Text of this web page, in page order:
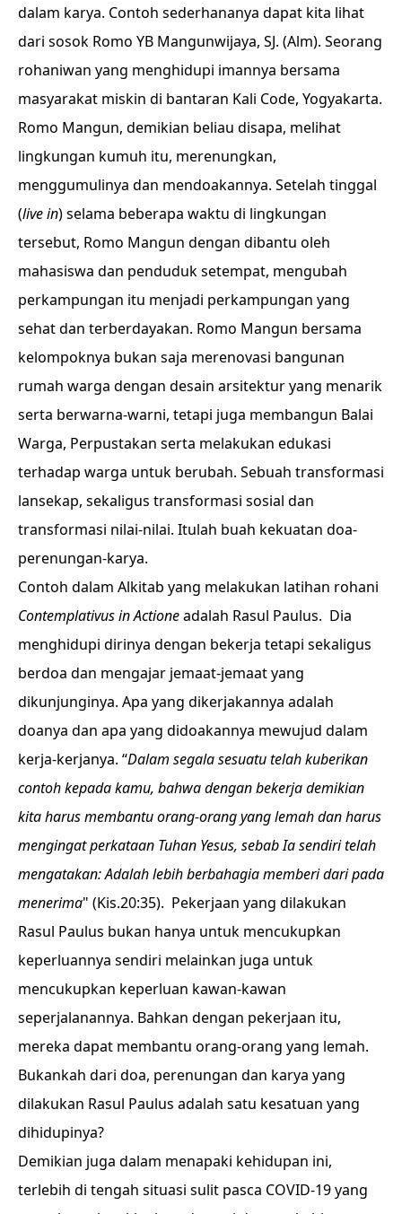
dalam karya. Contoh sederhananya dapat kita lihat
dari sosok Romo YB Mangunwijaya, SJ. (Alm). Seorang
rohaniwan yang menghidupi imannya bersama
masyarakat miskin di bantaran Kali Code, Yogyakarta.
Romo Mangun, demikian beliau disapa, melihat
lingkungan kumuh itu, merenungkan,
menggumulinya dan mendoakannya. Setelah tinggal
(live in) selama beberapa waktu di lingkungan
tersebut, Romo Mangun dengan dibantu oleh
mahasiswa dan penduduk setempat, mengubah
perkampungan itu menjadi perkampungan yang
sehat dan terberdayakan. Romo Mangun bersama
kelompoknya bukan saja merenovasi bangunan
rumah warga dengan desain arsitektur yang menarik
serta berwarna-warni, tetapi juga membangun Balai
Warga, Perpustakan serta melakukan edukasi
terhadap warga untuk berubah. Sebuah transformasi
lansekap, sekaligus transformasi sosial dan
transformasi nilai-nilai. Itulah buah kekuatan doa-
perenungan-karya.
Contoh dalam Alkitab yang melakukan latihan rohani
Contemplativus in Actioneadalah Rasul Paulus. Dia
menghidupi dirinya dengan bekerja tetapi sekaligus
berdoa dan mengajar jemaat-jemaat yang
dikunjunginya. Apa yang dikerjakannya adalah
doanya dan apa yang didoakannya mewujud dalam
kerja-kerjanya. “Dalam segala sesuatu telah kuberikan
contoh kepada kamu, bahwa dengan bekerja demikian
kita harus membantu orang-orang yang lemah dan harus
mengingat perkataan Tuhan Yesus, sebab Ia sendiri telah
mengatakan: Adalah lebih berbahagia memberi dari pada
menerima" (Kis.20:35). Pekerjaan yang dilakukan
Rasul Paulus bukan hanya untuk mencukupkan
keperluannya sendiri melainkan juga untuk
mencukupkan keperluan kawan-kawan
seperjalanannya. Bahkan dengan pekerjaan itu,
mereka dapat membantu orang-orang yang lemah.
Bukankah dari doa, perenungan dan karya yang
dilakukan Rasul Paulus adalah satu kesatuan yang
dihidupinya?
Demikian juga dalam menapaki kehidupan ini,
terlebih di tengah situasi sulit pasca COVID-19 yang